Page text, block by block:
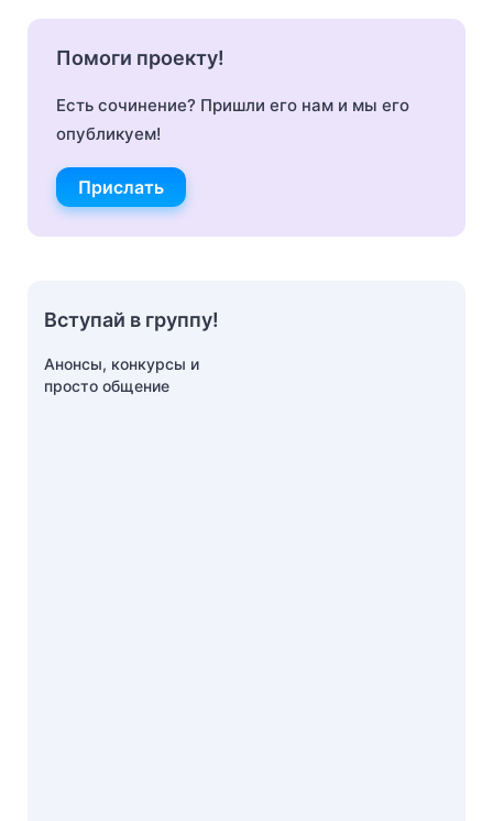
Помоги проекту!
Есть сочинение? Пришли его нам и мы его
опубликуем!
Прислать
Вступай в группу!
Анонсы, конкурсы и
просто общение